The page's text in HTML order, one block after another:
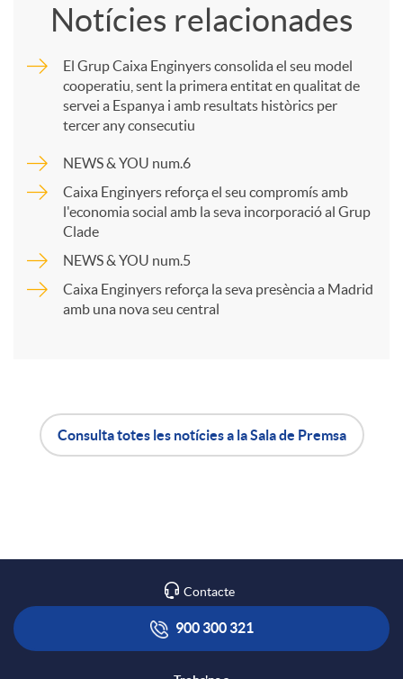
s
a
t
a
r
Notícies relacionades
El Grup Caixa Enginyers consolida el seu model
cooperatiu, sent la primera entitat en qualitat de
servei a Espanya i amb resultats històrics per
tercer any consecutiu
NEWS & YOU num.6
Caixa Enginyers reforça el seu compromís amb
l'economia social amb la seva incorporació al Grup
Clade
NEWS & YOU num.5
Caixa Enginyers reforça la seva presència a Madrid
amb una nova seu central
i
ó
Consulta totes les notícies a la Sala de Premsa
Contacte
900 300 321